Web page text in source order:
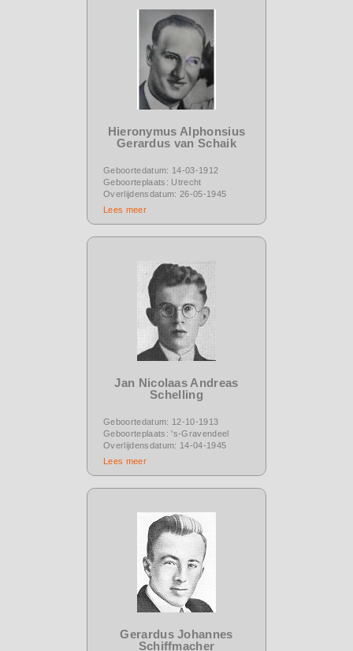
Hieronymus Alphonsius
Gerardus van Schaik
Geboortedatum: 14-03-1912
Geboorteplaats: Utrecht
Overlijdensdatum: 26-05-1945
Lees meer
Jan Nicolaas Andreas
Schelling
Geboortedatum: 12-10-1913
Geboorteplaats: 's-Gravendeel
Overlijdensdatum: 14-04-1945
Lees meer
Gerardus Johannes
Schiffmacher